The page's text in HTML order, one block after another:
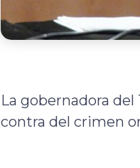
La gobernadora
contra del crimen